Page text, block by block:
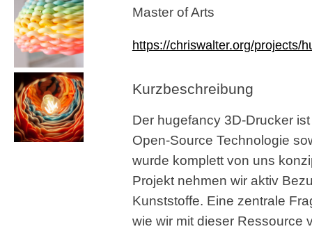
Master of Arts
https://chriswalter.org/projects/
Kurzbeschreibung
Der hugefancy 3D-Drucker
Open-Source Technologie
wurde komplett von uns
Projekt nehmen wir aktiv
Kunststoffe. Eine zentrale
wie wir mit dieser Ressource